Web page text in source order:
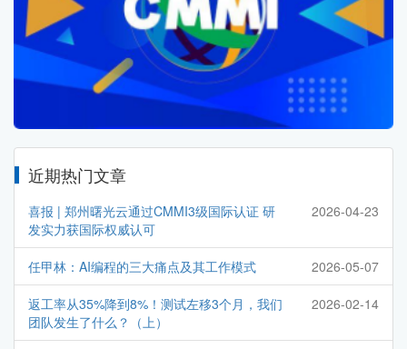
近期热门文章
喜报 | 郑州曙光云通过CMMI3级国际认证 研
发实力获国际权威认可
2026-04-23
任甲林：AI编程的三大痛点及其工作模式 2026-05-07
返工率从35%降到8%！测试左移3个月，我们
团队发生了什么？（上）
2026-02-14